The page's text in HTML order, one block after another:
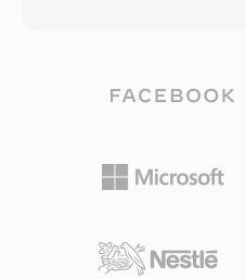
trên nhiều đầu DVD và
lập hỗ trợ phát lại DivX,
đa nền tảng bao phủ
hoàn toàn miễn phí và
Xvid thành trụ cột của
như một trong những
trong khung hình của
ích thực tiễn: bất kỳ
không cần giải mã các